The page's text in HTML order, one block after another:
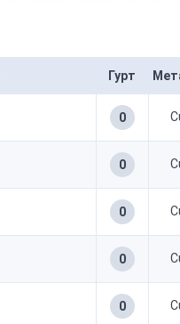
Гурт
0
0
0
0
0